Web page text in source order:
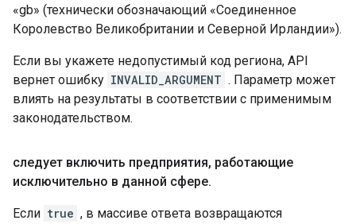
«gb» (технически обозначающий «Соединенное
Королевство Великобритании и Северной Ирландии»).
Если вы укажете недопустимый код региона, API
вернет ошибку INVALID_ARGUMENT . Параметр может
влиять на результаты в соответствии с применимым
законодательством.
следует включить предприятия, работающие
исключительно в данной сфере.
Если true , в массиве ответа возвращаются